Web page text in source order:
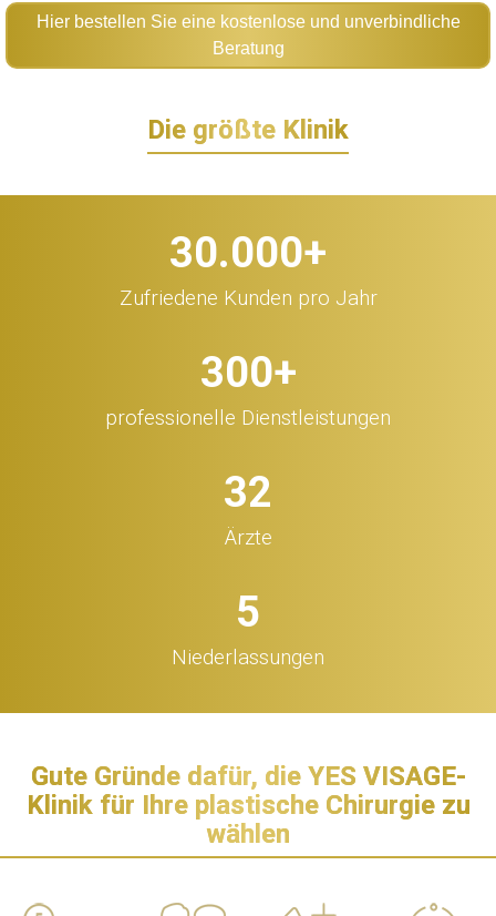
Hier bestellen Sie eine kostenlose und unverbindliche
Beratung
Die größte Klinik
30.000+
Zufriedene Kunden pro Jahr
300+
professionelle Dienstleistungen
32
Ärzte
5
Niederlassungen
Gute Gründe dafür, die YES VISAGE-
Klinik für Ihre plastische Chirurgie zu
wählen